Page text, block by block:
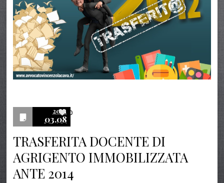
2021
03.08
0
TRASFERITA DOCENTE DI
AGRIGENTO IMMOBILIZZATA
ANTE 2014